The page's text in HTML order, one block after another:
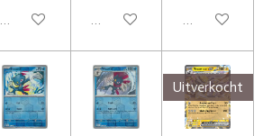
In winkelwagen In winkelwagen In winkelwagen
Uitverkocht